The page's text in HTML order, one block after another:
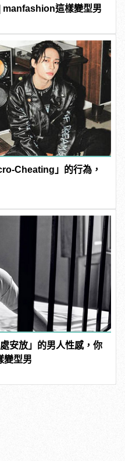
manfashion這樣變型男
Cheating」的行為，
安放」的男人性感，你
變型男